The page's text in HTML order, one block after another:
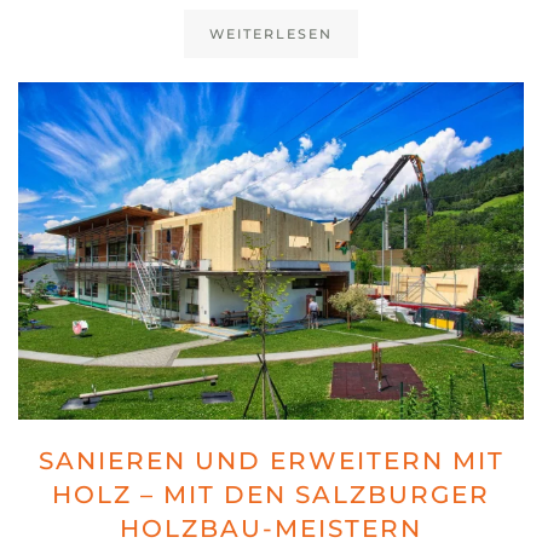
WEITERLESEN
SANIEREN UND ERWEITERN MIT
HOLZ – MIT DEN SALZBURGER
HOLZBAU-MEISTERN